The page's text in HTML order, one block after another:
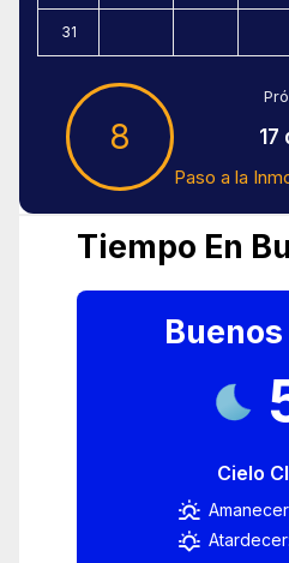
31
8 17
Paso a la
Tiempo En
Cielo
Atardecer: